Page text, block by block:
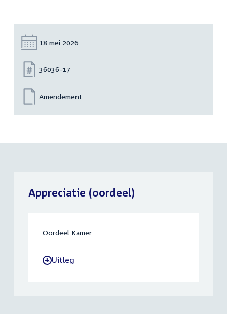
Datum:
18 mei 2026
Nummer:
36036-17
Amendement
Appreciatie (oordeel)
Oordeel Kamer
-Uitleg